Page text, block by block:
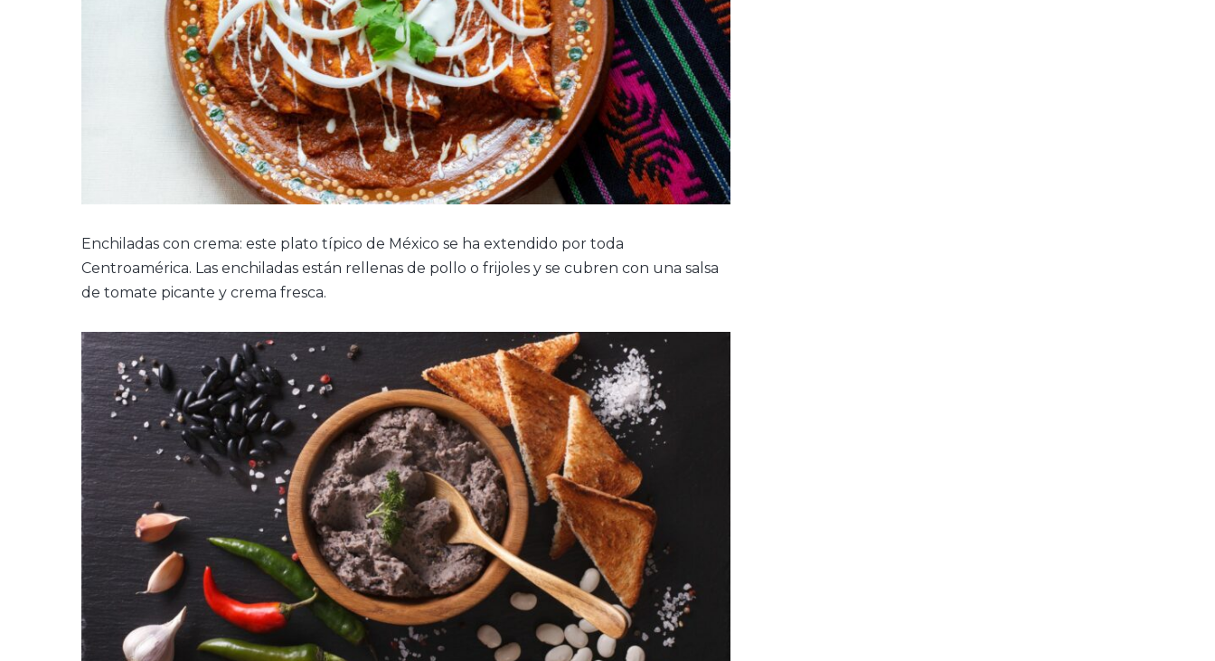
Enchiladas con crema: este plato típico de México se ha extendido por toda
Centroamérica. Las enchiladas están rellenas de pollo o frijoles y se cubren con una salsa
de tomate picante y crema fresca.